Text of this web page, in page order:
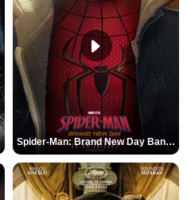
Spider-Man: Brand New Day Bande-annonce VO STFR